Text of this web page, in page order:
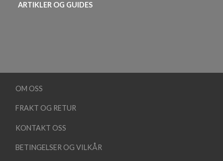
ARTIKLER OG GUIDES
OM OSS
FRAKT OG RETUR
KONTAKT OSS
BETINGELSER OG VILKÅR